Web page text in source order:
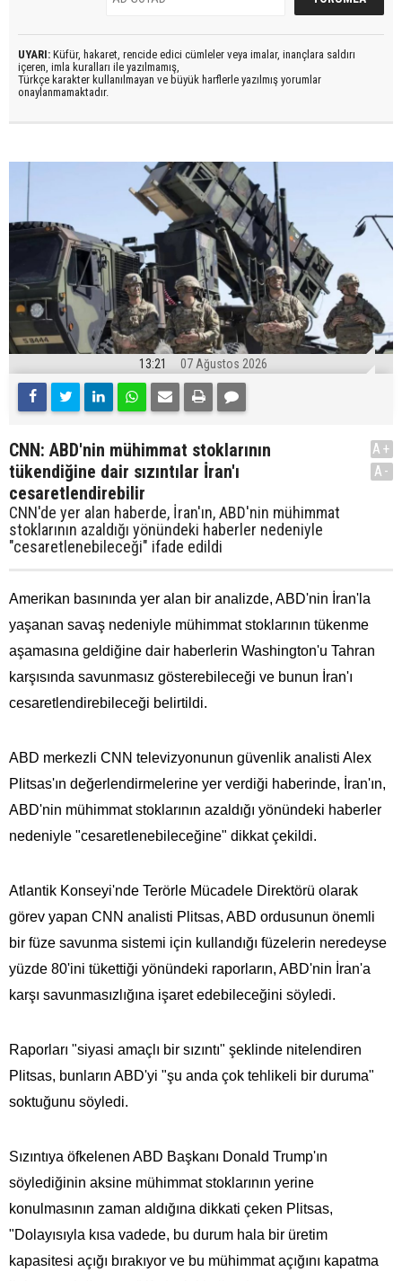
UYARI: Küfür, hakaret, rencide edici cümleler veya imalar, inançlara saldırı
içeren, imla kuralları ile yazılmamış,
Türkçe karakter kullanılmayan ve büyük harflerle yazılmış yorumlar
onaylanmamaktadır.
13:21 07 Ağustos 2026
CNN: ABD'nin mühimmat stoklarının
tükendiğine dair sızıntılar İran'ı
cesaretlendirebilir
CNN'de yer alan haberde, İran'ın, ABD'nin mühimmat
stoklarının azaldığı yönündeki haberler nedeniyle
"cesaretlenebileceği" ifade edildi
A+
A-
Amerikan basınında yer alan bir analizde, ABD'nin İran'la
yaşanan savaş nedeniyle mühimmat stoklarının tükenme
aşamasına geldiğine dair haberlerin Washington'u Tahran
karşısında savunmasız gösterebileceği ve bunun İran'ı
cesaretlendirebileceği belirtildi.
ABD merkezli CNN televizyonunun güvenlik analisti Alex
Plitsas'ın değerlendirmelerine yer verdiği haberinde, İran'ın,
ABD'nin mühimmat stoklarının azaldığı yönündeki haberler
nedeniyle "cesaretlenebileceğine" dikkat çekildi.
Atlantik Konseyi'nde Terörle Mücadele Direktörü olarak
görev yapan CNN analisti Plitsas, ABD ordusunun önemli
bir füze savunma sistemi için kullandığı füzelerin neredeyse
yüzde 80'ini tükettiği yönündeki raporların, ABD'nin İran'a
karşı savunmasızlığına işaret edebileceğini söyledi.
Raporları "siyasi amaçlı bir sızıntı" şeklinde nitelendiren
Plitsas, bunların ABD'yi "şu anda çok tehlikeli bir duruma"
soktuğunu söyledi.
Sızıntıya öfkelenen ABD Başkanı Donald Trump'ın
söylediğinin aksine mühimmat stoklarının yerine
konulmasının zaman aldığına dikkati çeken Plitsas,
"Dolayısıyla kısa vadede, bu durum hala bir üretim
kapasitesi açığı bırakıyor ve bu mühimmat açığını kapatma